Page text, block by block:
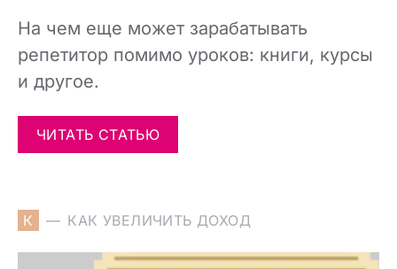
На чем еще может зарабатывать
репетитор помимо уроков: книги, курсы
и другое.
ЧИТАТЬ СТАТЬЮ
К КАК УВЕЛИЧИТЬ ДОХОД